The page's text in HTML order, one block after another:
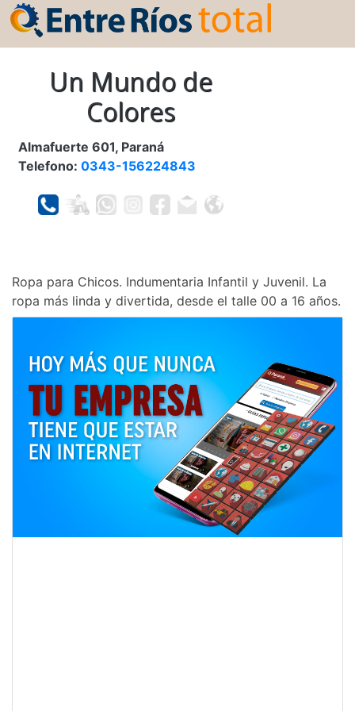
Un Mundo de
Colores
Almafuerte 601, Paraná
Telefono: 0343-156224843
Ropa para Chicos. Indumentaria Infantil y Juvenil. La
ropa más linda y divertida, desde el talle 00 a 16 años.